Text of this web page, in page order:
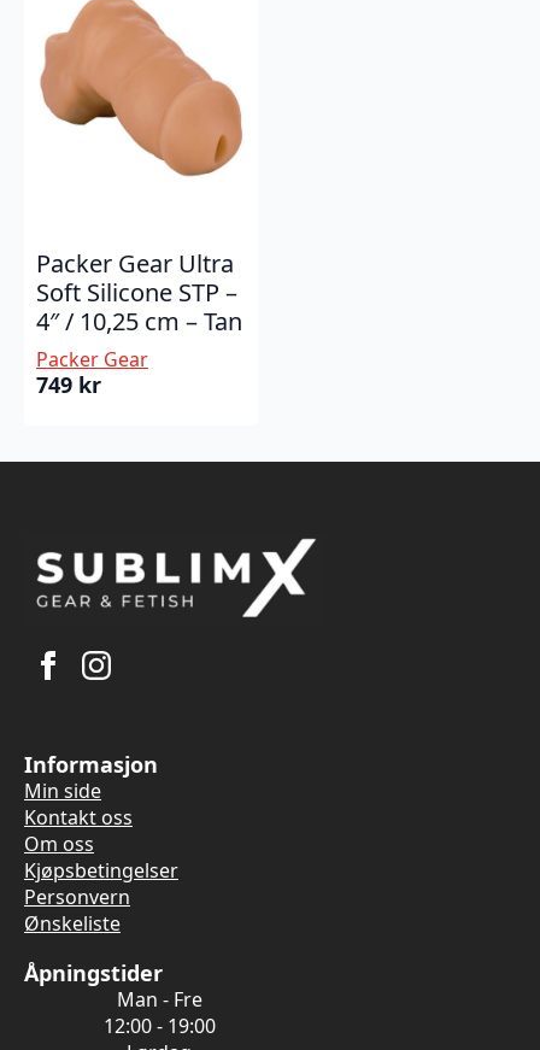
Packer Gear Ultra
Soft Silicone STP –
4″ / 10,25 cm – Tan
Packer Gear
749 kr
Informasjon
Min side
Kontakt oss
Om oss
Kjøpsbetingelser
Personvern
Ønskeliste
Åpningstider
Man - Fre
12:00 - 19:00